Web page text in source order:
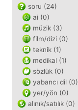
soru (24)
ai (0)
müzik (3)
film/dizi (0)
teknik (1)
medikal (1)
sözlük (0)
yabancı dil (0)
yer/yön (0)
alınık/satılık (0)